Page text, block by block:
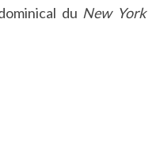
du New York